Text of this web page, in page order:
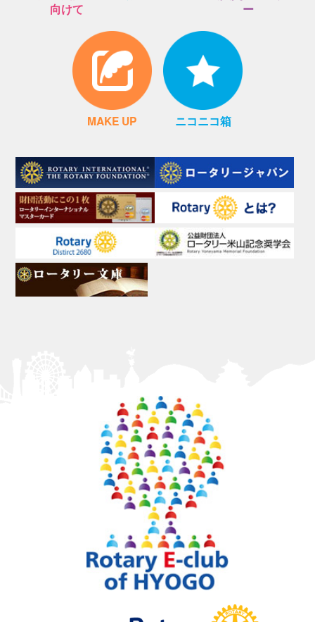
向けて
ー
MAKE UP ニコニコ箱